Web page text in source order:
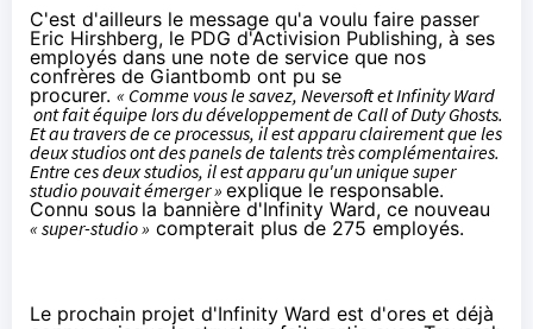
C'est d'ailleurs le message qu'a voulu faire passer
Eric Hirshberg, le PDG d'Activision Publishing, à ses
employés dans une note de service que nos
confrères de Giantbomb ont pu se
procurer. « Comme vous le savez, Neversoft et Infinity Ward
ont fait équipe lors du développement de Call of Duty Ghosts.
Et au travers de ce processus, il est apparu clairement que les
deux studios ont des panels de talents très complémentaires.
Entre ces deux studios, il est apparu qu'un unique super
studio pouvait émerger » explique le responsable.
Connu sous la bannière d'Infinity Ward, ce nouveau
« super-studio » compterait plus de 275 employés.
Le prochain projet d'Infinity Ward est d'ores et déjà